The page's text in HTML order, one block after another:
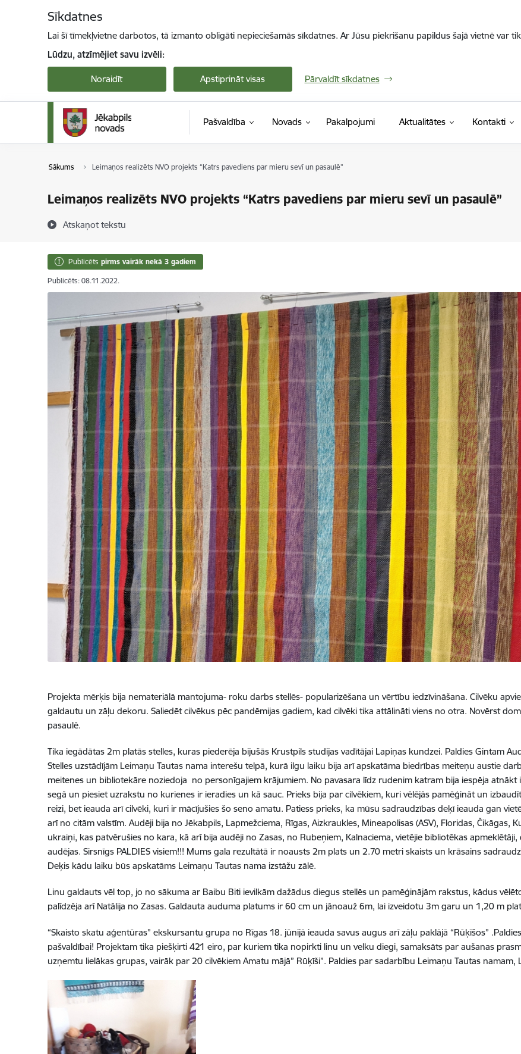
Sīkdatnes
Lai šī tīmekļvietne darbotos, tā izmanto obligāti nepieciešamās sīkdatnes. Ar Jūsu piekrišanu papildus šajā vietnē var
Lūdzu, atzīmējiet savu izvēli:
Noraidīt Apstiprināt visas Pārvaldīt sīkdatnes
Pašvaldība Novads Pakalpojumi Aktualitātes Kontakti
Sākums Leimaņos realizēts NVO projekts “Katrs pavediens par mieru sevī un pasaulē”
Leimaņos realizēts NVO projekts “Katrs pavediens par mieru sevī un pasaulē”
Atskaņot tekstu
Publicēts pirms vairāk nekā 3 gadiem
Publicēts: 08.11.2022.
Projekta mērķis bija nemateriālā mantojuma- roku darbs stellēs- popularizēšana un vērtību iedzīvināšana. Cilvēku
galdautu un zāļu dekoru. Saliedēt cilvēkus pēc pandēmijas gadiem, kad cilvēki tika attālināti viens no otra. Novērst
pasaulē.
Tika iegādātas 2m platās stelles, kuras piederēja bijušās Krustpils studijas vadītājai Lapiņas kundzei. Paldies Gintam
Stelles uzstādījām Leimaņu Tautas nama interešu telpā, kurā ilgu laiku bija arī apskatāma biedrības meiteņu austie
meitenes un bibliotekāre noziedoja no personīgajiem krājumiem. No pavasara līdz rudenim katram bija iespēja atnākt
segā un piesiet uzrakstu no kurienes ir ieradies un kā sauc. Prieks bija par cilvēkiem, kuri vēlējās pamēģināt un
reizi, bet ieauda arī cilvēki, kuri ir mācījušies šo seno amatu. Patiess prieks, ka mūsu sadraudzības deķī ieauda gan
arī no citām valstīm. Audēji bija no Jēkabpils, Lapmežciema, Rīgas, Aizkraukles, Mineapolisas (ASV), Floridas, Čikāgas,
ukraiņi, kas patvērušies no kara, kā arī bija audēji no Zasas, no Rubeņiem, Kalnaciema, vietējie bibliotēkas
audējas. Sirsnīgs PALDIES visiem!!! Mums gala rezultātā ir noausts 2m plats un 2.70 metri skaists un krāsains
Deķis kādu laiku būs apskatāms Leimaņu Tautas nama izstāžu zālē.
Linu galdauts vēl top, jo no sākuma ar Baibu Biti ievilkām dažādus diegus stellēs un pamēģinājām rakstus, kādus
palīdzēja arī Natālija no Zasas. Galdauta auduma platums ir 60 cm un jānoauž 6m, lai izveidotu 3m garu un 1,20 m
“Skaisto skatu aģentūras” ekskursantu grupa no Rīgas 18. jūnijā ieauda savus augus arī zāļu paklājā “Rūķīšos”
pašvaldībai! Projektam tika piešķirti 421 eiro, par kuriem tika nopirkti linu un velku diegi, samaksāts par aušanas
uzņemtu lielākas grupas, vairāk par 20 cilvēkiem Amatu mājā” Rūķīši”. Paldies par sadarbību Leimaņu Tautas namam,